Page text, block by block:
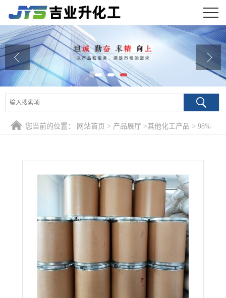
公司首页
公司介绍
公司动态
产品展厅
证书荣誉
在线留言
您当前的位置： 网站首页 > 产品展厅 >其他化工产品 > 98%